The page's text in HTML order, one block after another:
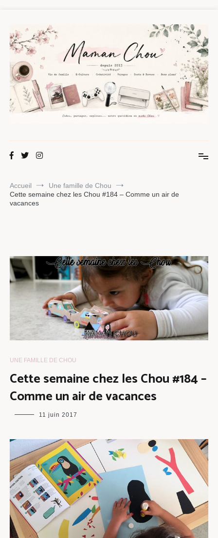
contenu
Maman Chou
Accueil
Une famille de Chou
Cette semaine chez les Chou #184 – Comme un air de
vacances
UNE FAMILLE DE CHOU
Cette semaine chez les Chou #184 –
Comme un air de vacances
maman
11 juin 2017